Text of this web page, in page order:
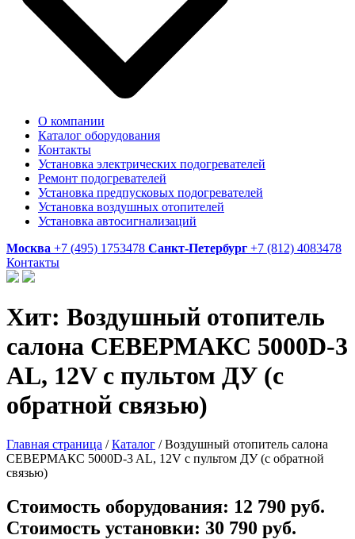
О компании
Каталог оборудования
Контакты
Установка электрических подогревателей
Ремонт подогревателей
Установка предпусковых подогревателей
Установка воздушных отопителей
Установка автосигнализаций
Москва +7 (495) 1753478 Санкт-Петербург +7 (812) 4083478
Контакты
Хит: Воздушный отопитель
салона СЕВЕРМАКС 5000D-3
AL, 12V с пультом ДУ (с
обратной связью)
Главная страница / Каталог / Воздушный отопитель салона
СЕВЕРМАКС 5000D-3 AL, 12V с пультом ДУ (с обратной
связью)
Стоимость оборудования: 12 790 руб.
Стоимость установки: 30 790 руб.